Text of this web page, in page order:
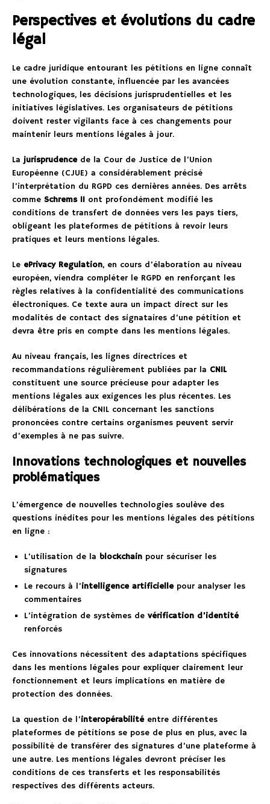
Perspectives et évolutions du cadre
légal
Le cadre juridique entourant les pétitions en ligne connaît
une évolution constante, influencée par les avancées
technologiques, les décisions jurisprudentielles et les
initiatives législatives. Les organisateurs de pétitions
doivent rester vigilants face à ces changements pour
maintenir leurs mentions légales à jour.
Lajurisprudencede la Cour de Justice de l’Union
Européenne (CJUE) a considérablement précisé
l’interprétation du RGPD ces dernières années. Des arrêts
comme Schrems II ont profondément modifié les
conditions de transfert de données vers les pays tiers,
obligeant les plateformes de pétitions à revoir leurs
pratiques et leurs mentions légales.
Le ePrivacy Regulation, en cours d’élaboration au niveau
européen, viendra compléter le RGPD en renforçant les
règles relatives à la confidentialité des communications
électroniques. Ce texte aura un impact direct sur les
modalités de contact des signataires d’une pétition et
devra être pris en compte dans les mentions légales.
Au niveau français, les lignes directrices et
recommandations régulièrement publiées par la CNIL
constituent une source précieuse pour adapter les
mentions légales aux exigences les plus récentes. Les
délibérations de la CNIL concernant les sanctions
prononcées contre certains organismes peuvent servir
d’exemples à ne pas suivre.
Innovations technologiques et nouvelles
problématiques
L’émergence de nouvelles technologies soulève des
questions inédites pour les mentions légales des pétitions
en ligne :
L’utilisation de la blockchain pour sécuriser les
signatures
Le recours à l’intelligence artificiellepour analyser les
commentaires
L’intégration de systèmes de vérification d’identité
renforcés
Ces innovations nécessitent des adaptations spécifiques
dans les mentions légales pour expliquer clairement leur
fonctionnement et leurs implications en matière de
protection des données.
La question de l’interopérabilitéentre différentes
plateformes de pétitions se pose de plus en plus, avec la
possibilité de transférer des signatures d’une plateforme à
une autre. Les mentions légales devront préciser les
conditions de ces transferts et les responsabilités
respectives des différents acteurs.